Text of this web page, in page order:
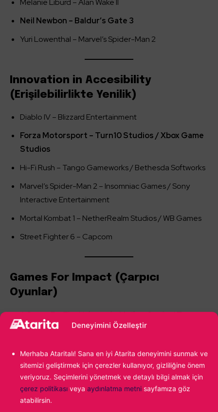
Deneyimini Özelleştir
Merhaba Ataritalı! Sana en iyi Atarita deneyimini sunmak ve
sitemizi geliştirmek için çerezler kullanıyor, gizliliğine önem
veriyoruz. Seçimlerini yönetmek ve detaylı bilgi almak için
çerez politikası veya aydınlatma metni sayfamıza göz
atabilirsin.
Melanie Liburd – Alan Wake II
Neil Newbon – Baldur’s Gate 3
Yuri Lowenthal – Marvel’s Spider-Man 2
Innovation in Accesibility
(Erişilebilirlikte Yenilik)
Diablo IV – Blizzard Entertainment
Forza Motorsport – Turn10 Studios / Xbox Game
Studios
Hi-Fi Rush – Tango Gameworks / Bethesda Softworks
Marvel’s Spider-Man 2 – Insomniac Games / Sony
Interactive Entertainment
Mortal Kombat 1 – NetherRealm Studios / WB Games
Street Fighter 6 – Capcom
Games For Impact (Çarpıcı
Oyunlar)
A Space For The Unbound – Mojiken Studio / Tage
Productions / Chorus
Goodbye Volcano High – KO_OP
Tchia – Awaceb / Kepler Interactive
Terra Nil – Free Lives / Devolver Digital / Netflix